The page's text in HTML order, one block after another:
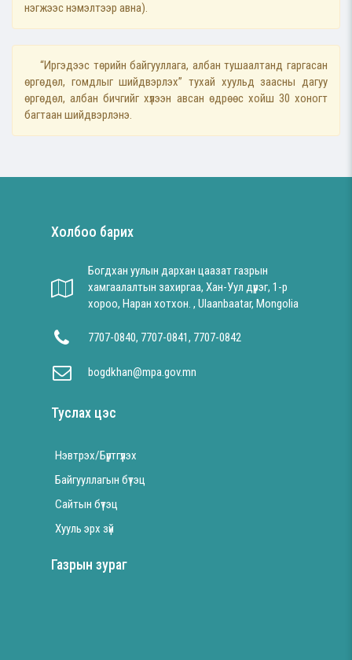
нэгжээс нэмэлтээр авна).
“Иргэдээс төрийн байгууллага, албан тушаалтанд гаргасан
өргөдөл, гомдлыг шийдвэрлэх” тухай хуульд заасны дагуу
өргөдөл, албан бичгийг хүлээн авсан өдрөөс хойш 30 хоногт
багтаан шийдвэрлэнэ.
Холбоо барих
Богдхан уулын дархан цаазат газрын
хамгаалалтын захиргаа, Хан-Уул дүүрэг, 1-р
хороо, Наран хотхон. , Ulaanbaatar, Mongolia
7707-0840, 7707-0841, 7707-0842
bogdkhan@mpa.gov.mn
Туслах цэс
Нэвтрэх/Бүртгүүлэх
Байгууллагын бүтэц
Сайтын бүтэц
Хууль эрх зүй
Газрын зураг